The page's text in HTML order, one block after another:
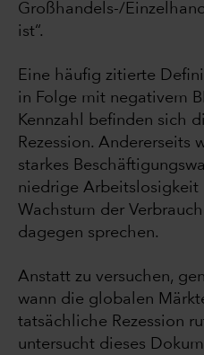
Großhandels-/
ist“.
Eine häufig zitierte
in Folge mit negativem
Kennzahl befinden sich
Rezession. Andererseits
starkes
niedrige Arbeitslosigkeit
Wachstum der
dagegen sprechen.
Anstatt zu versuchen,
wann die globalen
tatsächliche Rezession
untersucht dieses